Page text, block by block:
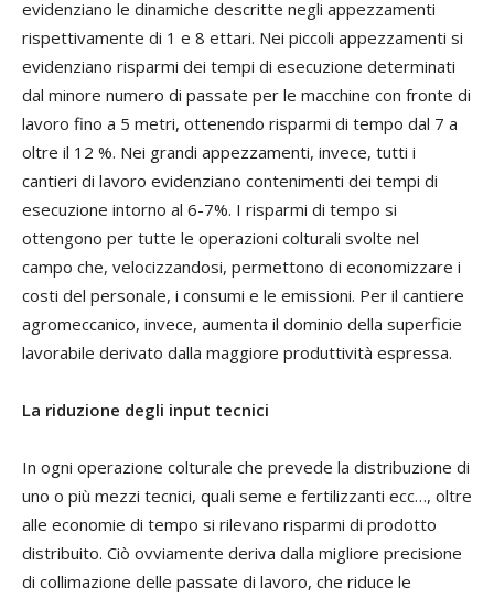
evidenziano le dinamiche descritte negli appezzamenti
rispettivamente di 1 e 8 ettari. Nei piccoli appezzamenti si
evidenziano risparmi dei tempi di esecuzione determinati
dal minore numero di passate per le macchine con fronte di
lavoro fino a 5 metri, ottenendo risparmi di tempo dal 7 a
oltre il 12 %. Nei grandi appezzamenti, invece, tutti i
cantieri di lavoro evidenziano contenimenti dei tempi di
esecuzione intorno al 6-7%. I risparmi di tempo si
ottengono per tutte le operazioni colturali svolte nel
campo che, velocizzandosi, permettono di economizzare i
costi del personale, i consumi e le emissioni. Per il cantiere
agromeccanico, invece, aumenta il dominio della superficie
lavorabile derivato dalla maggiore produttività espressa.
La riduzione degli input tecnici
In ogni operazione colturale che prevede la distribuzione di
uno o più mezzi tecnici, quali seme e fertilizzanti ecc…, oltre
alle economie di tempo si rilevano risparmi di prodotto
distribuito. Ciò ovviamente deriva dalla migliore precisione
di collimazione delle passate di lavoro, che riduce le